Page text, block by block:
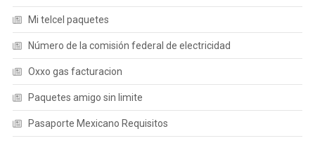
Mi telcel paquetes
Número de la comisión federal de electricidad
Oxxo gas facturacion
Paquetes amigo sin limite
Pasaporte Mexicano Requisitos